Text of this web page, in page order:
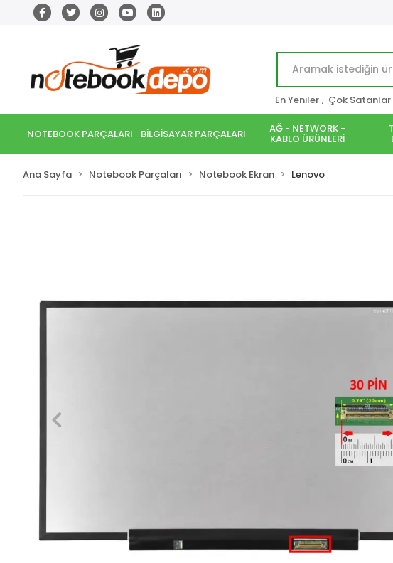
En Yeniler , Çok Satanlar
NOTEBOOK PARÇALARI BİLGİSAYAR PARÇALARI AĞ - NETWORK -
KABLO ÜRÜNLERİ
Ana Sayfa Notebook Parçaları Notebook Ekran Lenovo